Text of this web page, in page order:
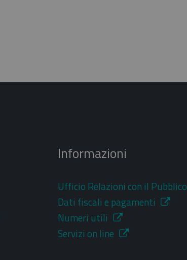
Informazioni
Ufficio Relazioni con il Pubblico
Dati fiscali e pagamenti
Numeri utili
Servizi on line